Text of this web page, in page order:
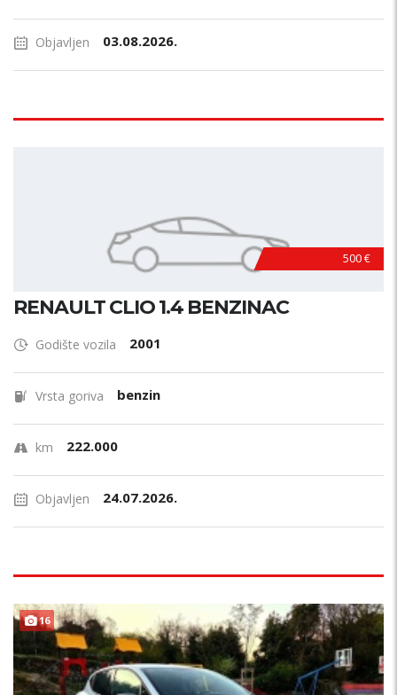
Objavljen 03.08.2026.
500 €
RENAULT CLIO 1.4 BENZINAC
Godište vozila 2001
Vrsta goriva benzin
km 222.000
Objavljen 24.07.2026.
16 PRILIKA !